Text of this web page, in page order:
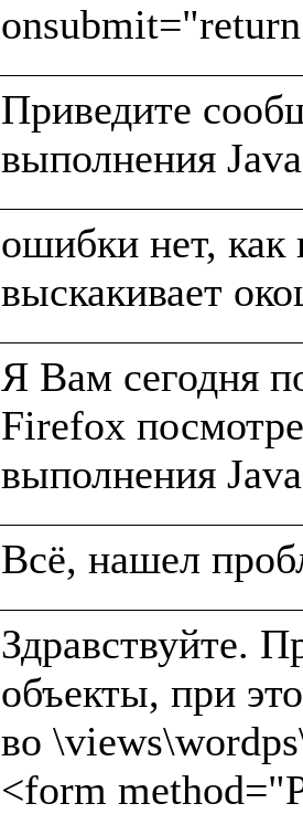
Приведите
ошибки нет,
Я Вам сегодня
Firefox
Здравствуйте.
объекты, при
во
<form